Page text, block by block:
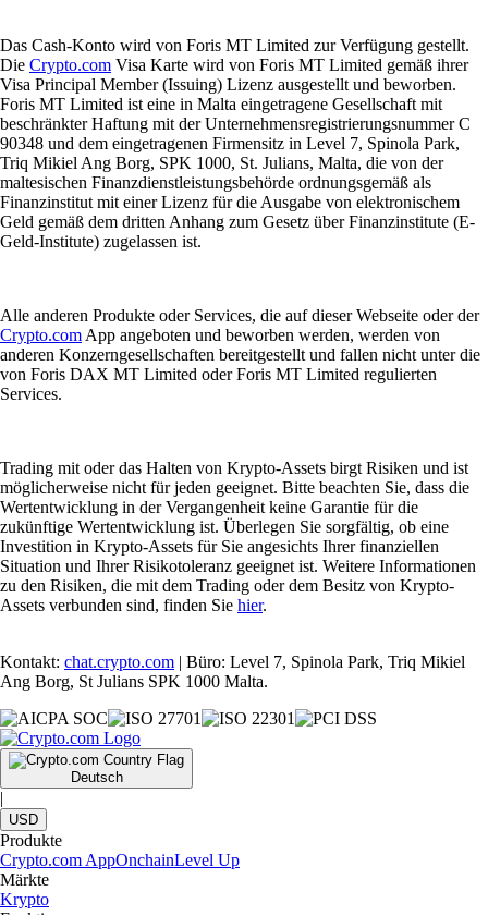
Das Cash-Konto wird von Foris MT Limited zur Verfügung gestellt.
Die Crypto.com Visa Karte wird von Foris MT Limited gemäß ihrer
Visa Principal Member (Issuing) Lizenz ausgestellt und beworben.
Foris MT Limited ist eine in Malta eingetragene Gesellschaft mit
beschränkter Haftung mit der Unternehmensregistrierungsnummer C
90348 und dem eingetragenen Firmensitz in Level 7, Spinola Park,
Triq Mikiel Ang Borg, SPK 1000, St. Julians, Malta, die von der
maltesischen Finanzdienstleistungsbehörde ordnungsgemäß als
Finanzinstitut mit einer Lizenz für die Ausgabe von elektronischem
Geld gemäß dem dritten Anhang zum Gesetz über Finanzinstitute (E-
Geld-Institute) zugelassen ist.
Alle anderen Produkte oder Services, die auf dieser Webseite oder der
Crypto.com App angeboten und beworben werden, werden von
anderen Konzerngesellschaften bereitgestellt und fallen nicht unter die
von Foris DAX MT Limited oder Foris MT Limited regulierten
Services.
Trading mit oder das Halten von Krypto-Assets birgt Risiken und ist
möglicherweise nicht für jeden geeignet. Bitte beachten Sie, dass die
Wertentwicklung in der Vergangenheit keine Garantie für die
zukünftige Wertentwicklung ist. Überlegen Sie sorgfältig, ob eine
Investition in Krypto-Assets für Sie angesichts Ihrer finanziellen
Situation und Ihrer Risikotoleranz geeignet ist. Weitere Informationen
zu den Risiken, die mit dem Trading oder dem Besitz von Krypto-
Assets verbunden sind, finden Sie hier.
Kontakt: chat.crypto.com | Büro: Level 7, Spinola Park, Triq Mikiel
Ang Borg, St Julians SPK 1000 Malta.
Deutsch
|
USD
Produkte
Crypto.com AppOnchainLevel Up
Märkte
Krypto